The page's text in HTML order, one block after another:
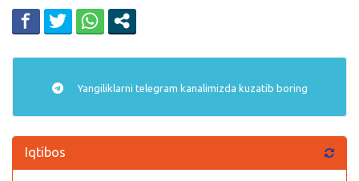
Yangiliklarni telegram kanalimizda kuzatib boring
Iqtibos